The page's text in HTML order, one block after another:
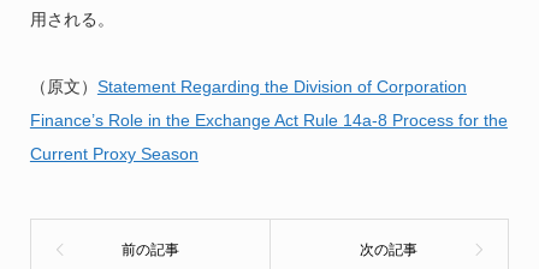
用される。
（原文） Statement Regarding the Division of Corporation
Finance’s Role in the Exchange Act Rule 14a-8 Process for the
Current Proxy Season